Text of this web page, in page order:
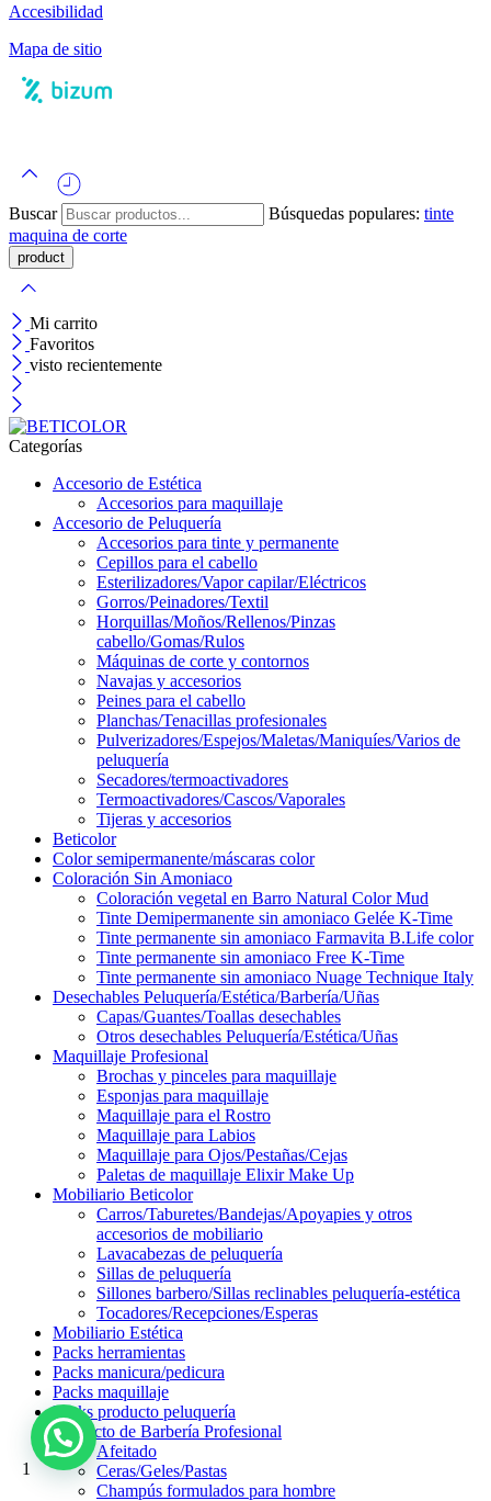
Accesibilidad
Mapa de sitio
Buscar Búsquedas populares: tinte
maquina de corte
Mi carrito
Favoritos
visto recientemente
Categorías
Accesorio de Estética
Accesorios para maquillaje
Accesorio de Peluquería
Accesorios para tinte y permanente
Cepillos para el cabello
Esterilizadores/Vapor capilar/Eléctricos
Gorros/Peinadores/Textil
Horquillas/Moños/Rellenos/Pinzas
cabello/Gomas/Rulos
Máquinas de corte y contornos
Navajas y accesorios
Peines para el cabello
Planchas/Tenacillas profesionales
Pulverizadores/Espejos/Maletas/Maniquíes/Varios de
peluquería
Secadores/termoactivadores
Termoactivadores/Cascos/Vaporales
Tijeras y accesorios
Beticolor
Color semipermanente/máscaras color
Coloración Sin Amoniaco
Coloración vegetal en Barro Natural Color Mud
Tinte Demipermanente sin amoniaco Gelée K-Time
Tinte permanente sin amoniaco Farmavita B.Life color
Tinte permanente sin amoniaco Free K-Time
Tinte permanente sin amoniaco Nuage Technique Italy
Desechables Peluquería/Estética/Barbería/Uñas
Capas/Guantes/Toallas desechables
Otros desechables Peluquería/Estética/Uñas
Maquillaje Profesional
Brochas y pinceles para maquillaje
Esponjas para maquillaje
Maquillaje para el Rostro
Maquillaje para Labios
Maquillaje para Ojos/Pestañas/Cejas
Paletas de maquillaje Elixir Make Up
Mobiliario Beticolor
Carros/Taburetes/Bandejas/Apoyapies y otros
accesorios de mobiliario
Lavacabezas de peluquería
Sillas de peluquería
Sillones barbero/Sillas reclinables peluquería-estética
Tocadores/Recepciones/Esperas
Mobiliario Estética
Packs herramientas
Packs manicura/pedicura
Packs maquillaje
Packs producto peluquería
Producto de Barbería Profesional
Afeitado
Ceras/Geles/Pastas
Champús formulados para hombre
1